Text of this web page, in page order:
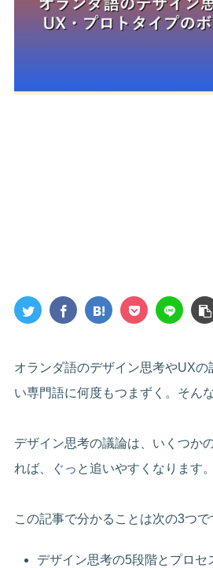
オランダ語のデザイン思考やUXの
い専門語に何度もつまずく。そんな
デザイン思考の議論は、いくつか
れば、ぐっと追いやすくなります。
この記事で分かることは次の3つで
デザイン思考の5段階とプロセ